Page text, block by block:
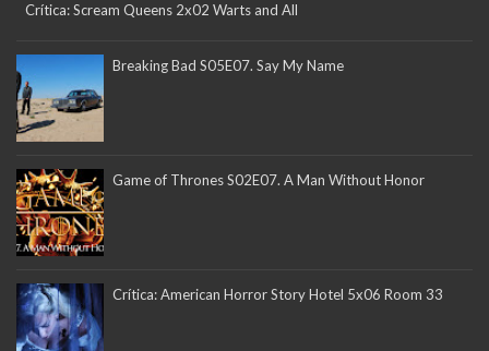
Crítica: Scream Queens 2x02 Warts and All
Breaking Bad S05E07. Say My Name
Game of Thrones S02E07. A Man Without Honor
Crítica: American Horror Story Hotel 5x06 Room 33